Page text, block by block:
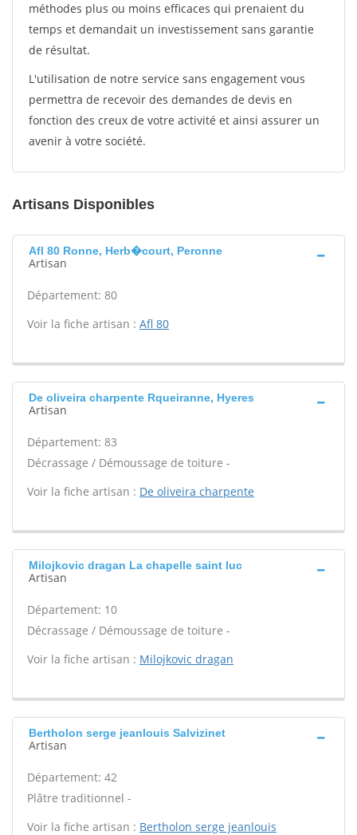
méthodes plus ou moins efficaces qui prenaient du
temps et demandait un investissement sans garantie
de résultat.
L'utilisation de notre service sans engagement vous
permettra de recevoir des demandes de devis en
fonction des creux de votre activité et ainsi assurer un
avenir à votre société.
Artisans Disponibles
Afl 80 Ronne, Herb�court, Peronne
Artisan
Département: 80
Voir la fiche artisan : Afl 80
De oliveira charpente Rqueiranne, Hyeres
Artisan
Département: 83
Décrassage / Démoussage de toiture -
Voir la fiche artisan : De oliveira charpente
Milojkovic dragan La chapelle saint luc
Artisan
Département: 10
Décrassage / Démoussage de toiture -
Voir la fiche artisan : Milojkovic dragan
Bertholon serge jeanlouis Salvizinet
Artisan
Département: 42
Plâtre traditionnel -
Voir la fiche artisan : Bertholon serge jeanlouis